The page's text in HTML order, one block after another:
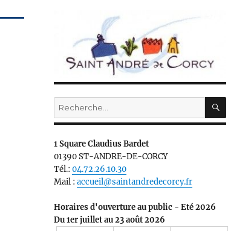
Recherche
pour :
1 Square Claudius Bardet
01390 ST-ANDRE-DE-CORCY
Tél.:04.72.26.10.30
Mail :accueil@saintandredecorcy.fr
Horaires d'ouverture au public - Eté 2026
Du 1er juillet au 23 août 2026